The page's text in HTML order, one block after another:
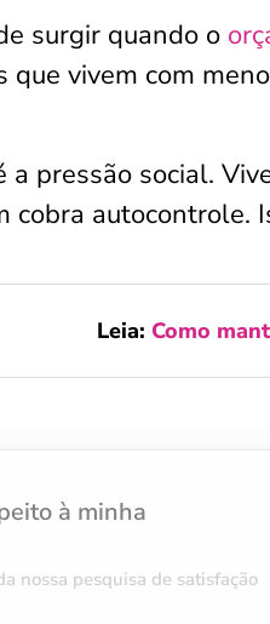
surgir quando o
que vivem com
a pressão social.
cobra autocontrole.
Leia: Como
à minha
nossa pesquisa de satisfação